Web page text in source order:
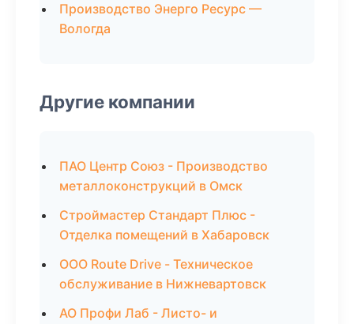
Производство Энерго Ресурс —
Вологда
Другие компании
ПАО Центр Союз - Производство
металлоконструкций в Омск
Строймастер Стандарт Плюс -
Отделка помещений в Хабаровск
ООО Route Drive - Техническое
обслуживание в Нижневартовск
АО Профи Лаб - Листо- и